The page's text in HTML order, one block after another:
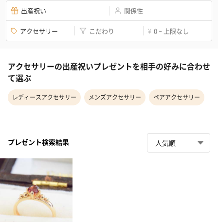
出産祝い 関係性
アクセサリー こだわり ¥ 0 ~ 上限なし
アクセサリーの出産祝いプレゼントを相手の好みに合わせ
て選ぶ
レディースアクセサリー メンズアクセサリー ペアアクセサリー
プレゼント検索結果